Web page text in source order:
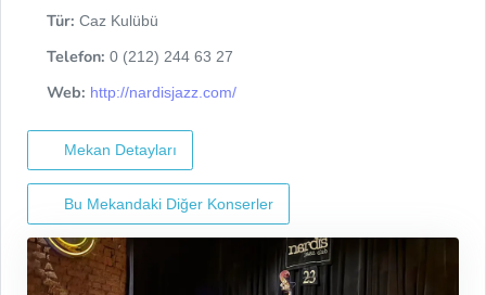
Tür: Caz Kulübü
Telefon: 0 (212) 244 63 27
Web: http://nardisjazz.com/
Mekan Detayları
Bu Mekandaki Diğer Konserler